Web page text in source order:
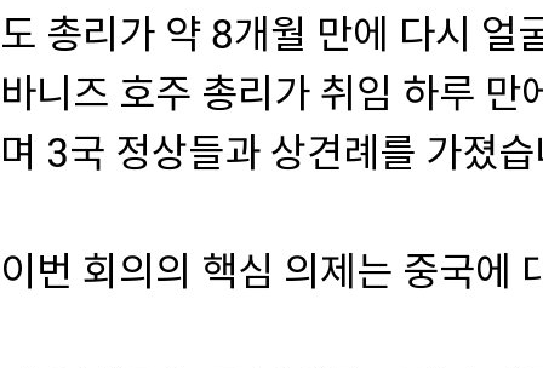
도 총리가 약 8개월 만에 다시 얼
바니즈 호주 총리가 취임 하루 만
며 3국 정상들과 상견례를 가졌
이번 회의의 핵심 의제는 중국에